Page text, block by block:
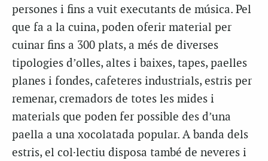
persones i fins a vuit executants de música. Pel
que fa a la cuina, poden oferir material per
cuinar fins a 300 plats, a més de diverses
tipologies d’olles, altes i baixes, tapes, paelles
planes i fondes, cafeteres industrials, estris per
remenar, cremadors de totes les mides i
materials que poden fer possible des d’una
paella a una xocolatada popular. A banda dels
estris, el col·lectiu disposa també de neveres i